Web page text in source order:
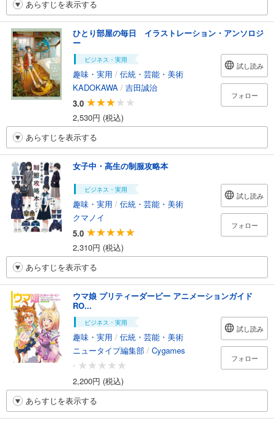
あらすじを表示する
ひとり部屋の毎日 イラストレーション・アンソロジ
ー
ビジネス・実用
趣味・実用 / 伝統・芸能・美術
KADOKAWA / 吉田誠治
3.0
2,530円 (税込)
試し読み
フォロー
あらすじを表示する
女子中・高生の制服攻略本
ビジネス・実用
趣味・実用 / 伝統・芸能・美術
クマノイ
5.0
2,310円 (税込)
試し読み
フォロー
あらすじを表示する
ウマ娘 プリティーダービー アニメーションガイド
RO...
ビジネス・実用
趣味・実用 / 伝統・芸能・美術
ニュータイプ編集部 / Cygames
-
2,200円 (税込)
試し読み
フォロー
あらすじを表示する